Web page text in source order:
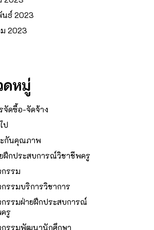
ธ์ 2023
2023
ดหมู่
จัดซื้อ-จัดจ้าง
ป
กันคุณภาพ
ฝึกประสบการณ์วิชาชีพครู
รรม
รรมบริการวิชาการ
รรมฝ่ายฝึกประสบการณ์
รู
รรมพัฒนานักศึกษา